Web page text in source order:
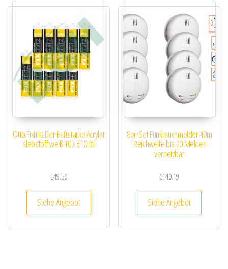
Otto Fixfritz Der Haftstarke Acrylat
Klebstoff weiß 10 x 310 ml
€49.50
Siehe Angebot
8er-Set Funkrauchmelder 40m
Reichweite bis 20 Melder
vernetzbar
€140.19
Siehe Angebot